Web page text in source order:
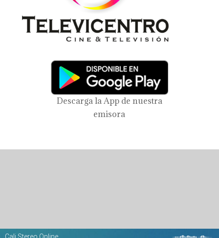
Descarga la App de nuestra
emisora